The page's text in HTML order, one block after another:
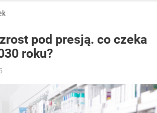
pod presją. co czeka
roku?